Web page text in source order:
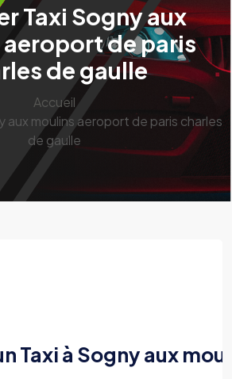
Taxi Sogny aux
de paris
de gaulle
Accueil
aux moulins aeroport de paris charles
de gaulle
Taxi à Sogny aux